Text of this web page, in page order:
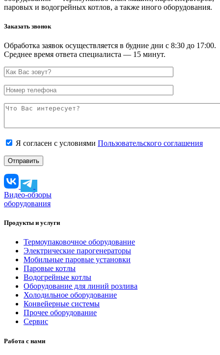
паровых и водогрейных котлов, а также иного оборудования.
Заказать звонок
Обработка заявок осуществляется в будние дни с 8:30 до 17:00.
Среднее время ответа специалиста — 15 минут.
Я согласен с условиями Пользовательского соглашения
Видео-обзоры
оборудования
Продукты и услуги
Термоупаковочное оборудование
Электрические парогенераторы
Мобильные паровые установки
Паровые котлы
Водогрейные котлы
Оборудование для линий розлива
Холодильное оборудование
Конвейерные системы
Прочее оборудование
Сервис
Работа с нами